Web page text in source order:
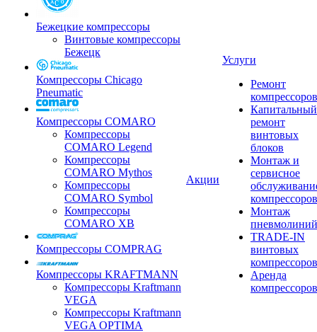
Бежецкие компрессоры
Винтовые компрессоры
Бежецк
Компрессоры Chicago
Pneumatic
Компрессоры COMARO
Компрессоры
COMARO Legend
Компрессоры
COMARO Mythos
Компрессоры
COMARO Symbol
Компрессоры
COMARO XB
Компрессоры COMPRAG
Компрессоры KRAFTMANN
Компрессоры Kraftmann
VEGA
Компрессоры Kraftmann
VEGA OPTIMA
Акции
Услуги
Ремонт
компрессоров
Капитальный
ремонт
винтовых
блоков
Монтаж и
сервисное
компрессоров
Монтаж
пневмолиний
TRADE-IN
винтовых
компрессоров
Аренда
компрессоров